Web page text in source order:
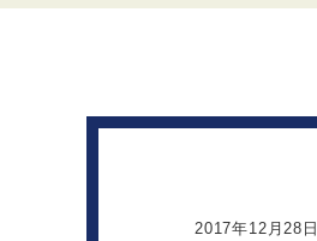
2017年12月28